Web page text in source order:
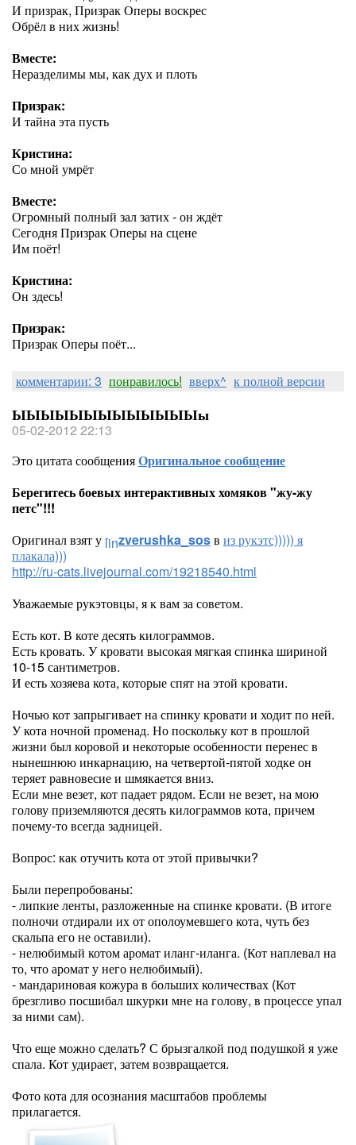
И призрак, Призрак Оперы воскрес
Обрёл в них жизнь!
Вместе:
Неразделимы мы, как дух и плоть
Призрак:
И тайна эта пусть
Кристина:
Со мной умрёт
Вместе:
Огромный полный зал затих - он ждёт
Сегодня Призрак Оперы на сцене
Им поёт!
Кристина:
Он здесь!
Призрак:
Призрак Оперы поёт...
комментарии: 3 понравилось! вверх^ к полной версии
ЫЫЫЫЫЫЫЫЫЫЫЫЫы
05-02-2012 22:13
Это цитата сообщенияОригинальное сообщение
Берегитесь боевых интерактивных хомяков "жу-жу
петс"!!!
Оригинал взят у
zverushka_sosв из рукэтс))))) я
плакала)))
http://ru-cats.livejournal.com/19218540.html
Уважаемые рукэтовцы, я к вам за советом.
Есть кот. В коте десять килограммов.
Есть кровать. У кровати высокая мягкая спинка шириной
10-15 сантиметров.
И есть хозяева кота, которые спят на этой кровати.
Ночью кот запрыгивает на спинку кровати и ходит по ней.
У кота ночной променад. Но поскольку кот в прошлой
жизни был коровой и некоторые особенности перенес в
нынешнюю инкарнацию, на четвертой-пятой ходке он
теряет равновесие и шмякается вниз.
Если мне везет, кот падает рядом. Если не везет, на мою
голову приземляются десять килограммов кота, причем
почему-то всегда задницей.
Вопрос: как отучить кота от этой привычки?
Были перепробованы:
- липкие ленты, разложенные на спинке кровати. (В итоге
полночи отдирали их от ополоумевшего кота, чуть без
скальпа его не оставили).
- нелюбимый котом аромат иланг-иланга. (Кот наплевал на
то, что аромат у него нелюбимый).
- мандариновая кожура в больших количествах (Кот
брезгливо посшибал шкурки мне на голову, в процессе упал
за ними сам).
Что еще можно сделать? С брызгалкой под подушкой я уже
спала. Кот удирает, затем возвращается.
Фото кота для осознания масштабов проблемы
прилагается.